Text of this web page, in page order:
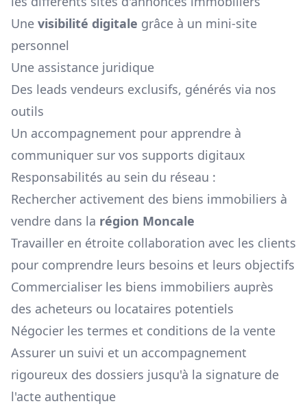
Une visibilité digitale grâce à un mini-site
personnel
Une assistance juridique
Des leads vendeurs exclusifs, générés via nos
outils
Un accompagnement pour apprendre à
communiquer sur vos supports digitaux
Responsabilités au sein du réseau :
Rechercher activement des biens immobiliers à
vendre dans la région Moncale
Travailler en étroite collaboration avec les clients
pour comprendre leurs besoins et leurs objectifs
Commercialiser les biens immobiliers auprès
des acheteurs ou locataires potentiels
Négocier les termes et conditions de la vente
Assurer un suivi et un accompagnement
rigoureux des dossiers jusqu'à la signature de
l'acte authentique